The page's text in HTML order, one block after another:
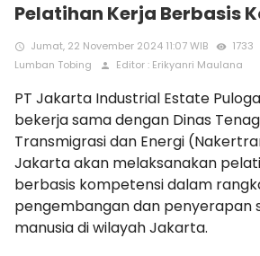
Pelatihan Kerja Berbasis
access_time Jumat, 22 November 2024 11:07 WIB remove_red_eye 1733
Lumban Tobing
person Editor : Erikyanri Maulana
PT Jakarta Industrial Estate
bekerja sama dengan Dinas
Transmigrasi dan Energi
Jakarta akan melaksanakan
berbasis kompetensi dalam
pengembangan dan penyerapan
manusia di wilayah Jakarta.